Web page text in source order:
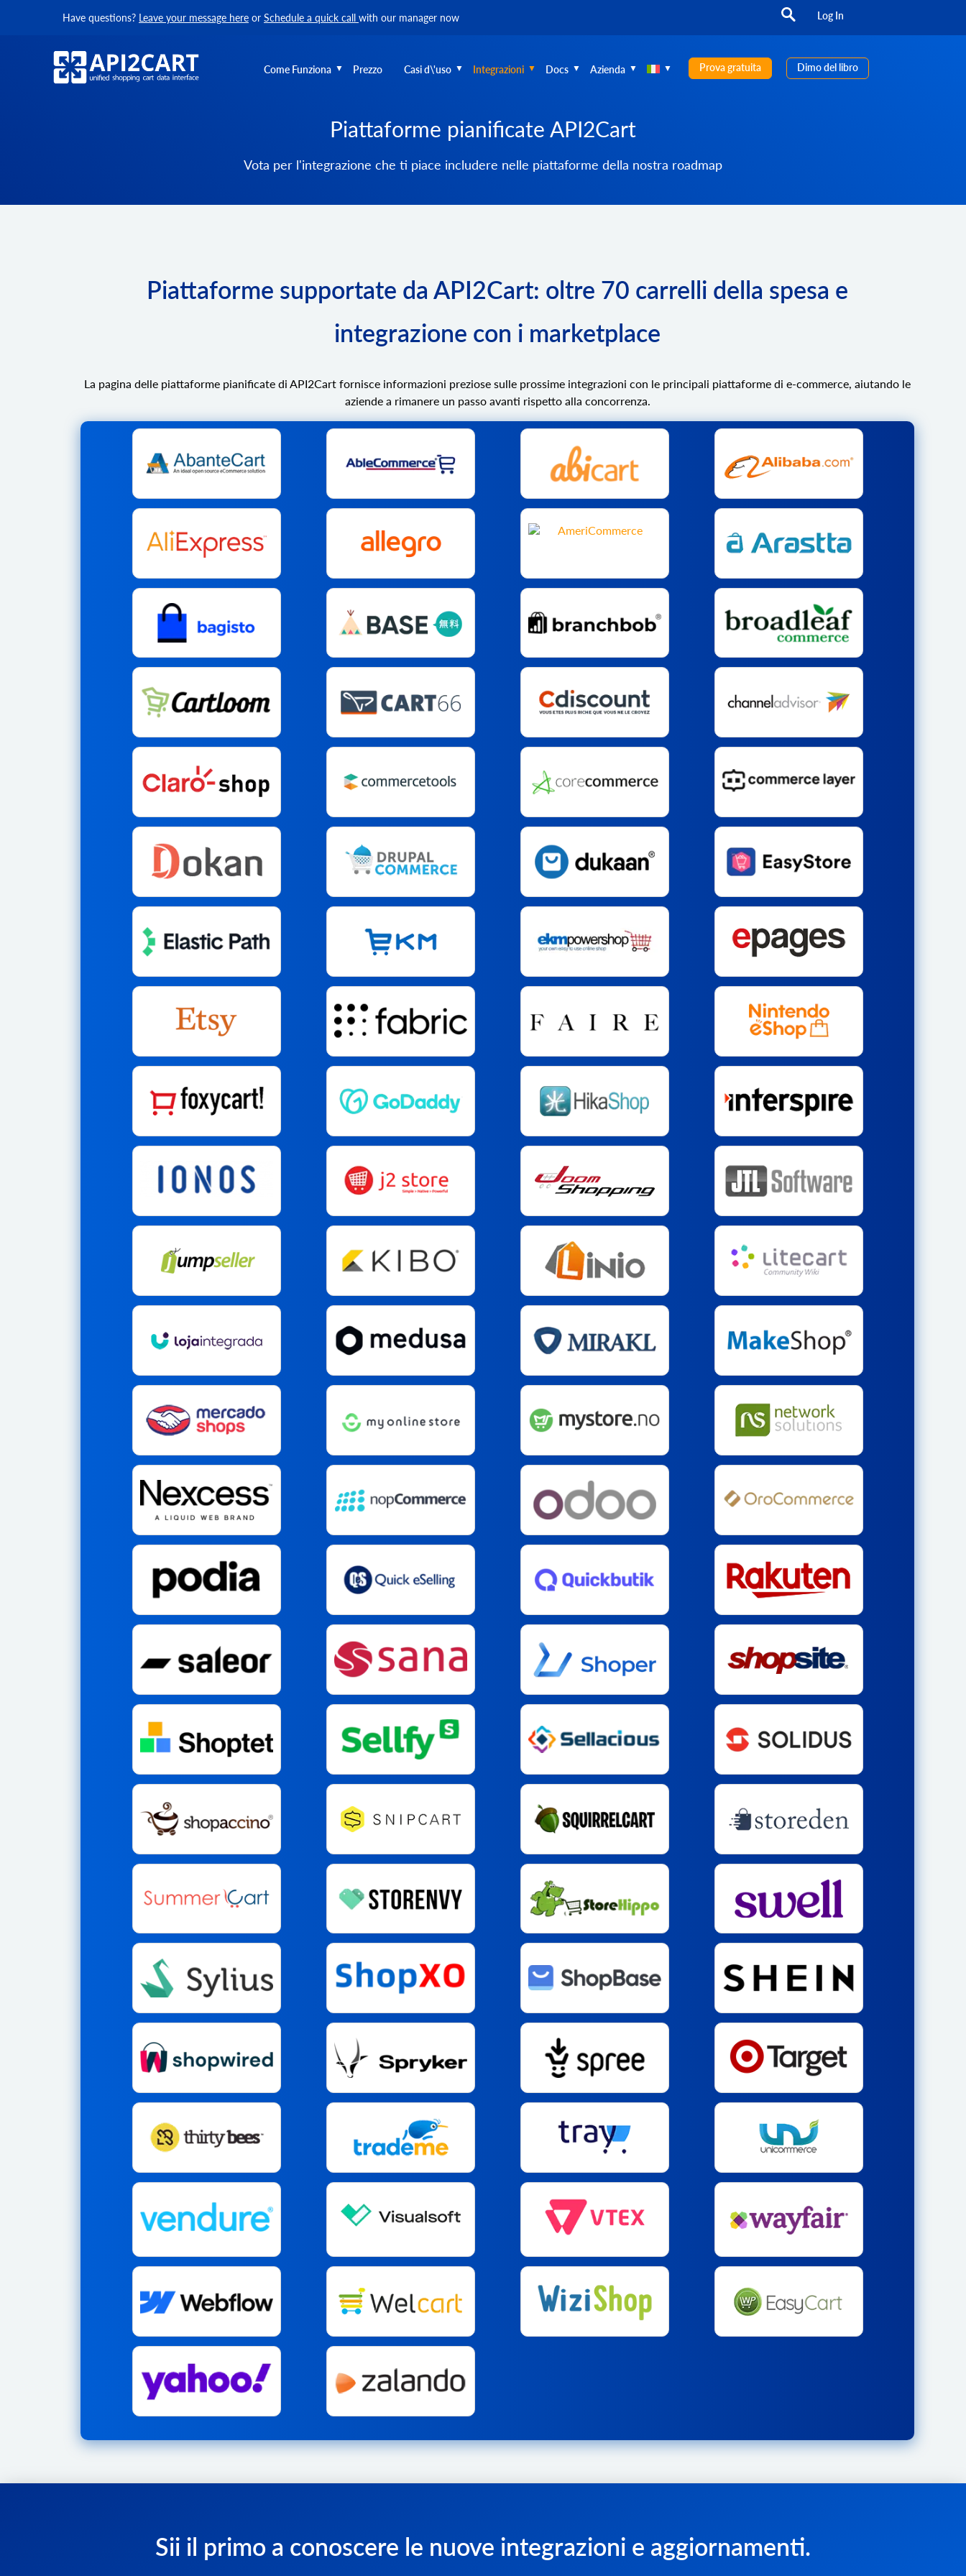
Have questions? Leave your message here or Schedule a quick call with our manager now Log In
Come Funziona Prezzo Casi d\'uso Integrazioni Docs Azienda Prova gratuita Dimo del libro
Piattaforme pianificate API2Cart
Vota per l'integrazione che ti piace includere nelle piattaforme della nostra roadmap
Piattaforme supportate da API2Cart: oltre 70 carrelli della spesa e
integrazione con i marketplace
La pagina delle piattaforme pianificate di API2Cart fornisce informazioni preziose sulle prossime integrazioni con le principali piattaforme di e-commerce, aiutando le
aziende a rimanere un passo avanti rispetto alla concorrenza.
Sii il primo a conoscere le nuove integrazioni e aggiornamenti.